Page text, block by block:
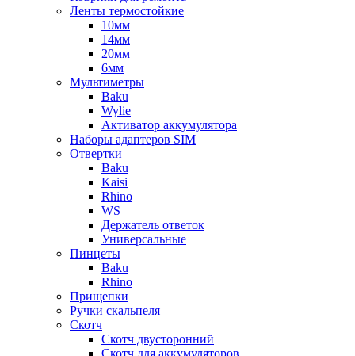
Ленты термостойкие
10мм
14мм
20мм
6мм
Мультиметры
Baku
Wylie
Активатор аккумулятора
Наборы адаптеров SIM
Отвертки
Baku
Kaisi
Rhino
WS
Держатель ответок
Универсальные
Пинцеты
Baku
Rhino
Прищепки
Ручки скальпеля
Скотч
Скотч двусторонний
Скотч для аккумуляторов